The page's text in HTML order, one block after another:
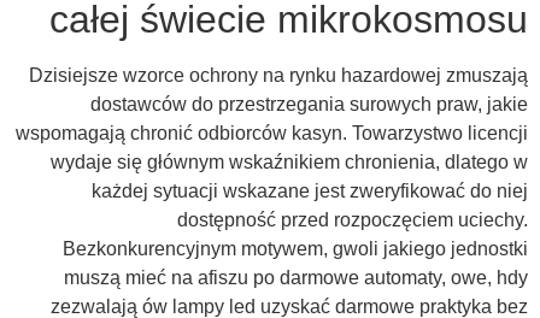
całej świecie mikrokosmosu
Dzisiejsze wzorce ochrony na rynku hazardowej zmuszają
dostawców do przestrzegania surowych praw, jakie
wspomagają chronić odbiorców kasyn. Towarzystwo licencji
wydaje się głównym wskaźnikiem chronienia, dlatego w
każdej sytuacji wskazane jest zweryfikować do niej
dostępność przed rozpoczęciem uciechy.
Bezkonkurencyjnym motywem, gwoli jakiego jednostki
muszą mieć na afiszu po darmowe automaty, owe, hdy
zezwalają ów lampy led uzyskać darmowe praktyka bez